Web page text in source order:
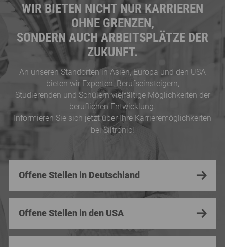
WIR BIETEN NICHT NUR KARRIEREN
OHNE GRENZEN,
SONDERN AUCH ARBEITSPLÄTZE DER
ZUKUNFT.
An unseren Standorten in Asien, Europa und den USA
bieten wir Experten, Berufseinsteigern,
Studierenden und Schülern vielfältige Möglichkeiten der
beruflichen Entwicklung.
Informieren Sie sich jetzt über Ihre Karrieremöglichkeiten
bei Siltronic!
Offene Stellen in Deutschland
Offene Stellen in den USA